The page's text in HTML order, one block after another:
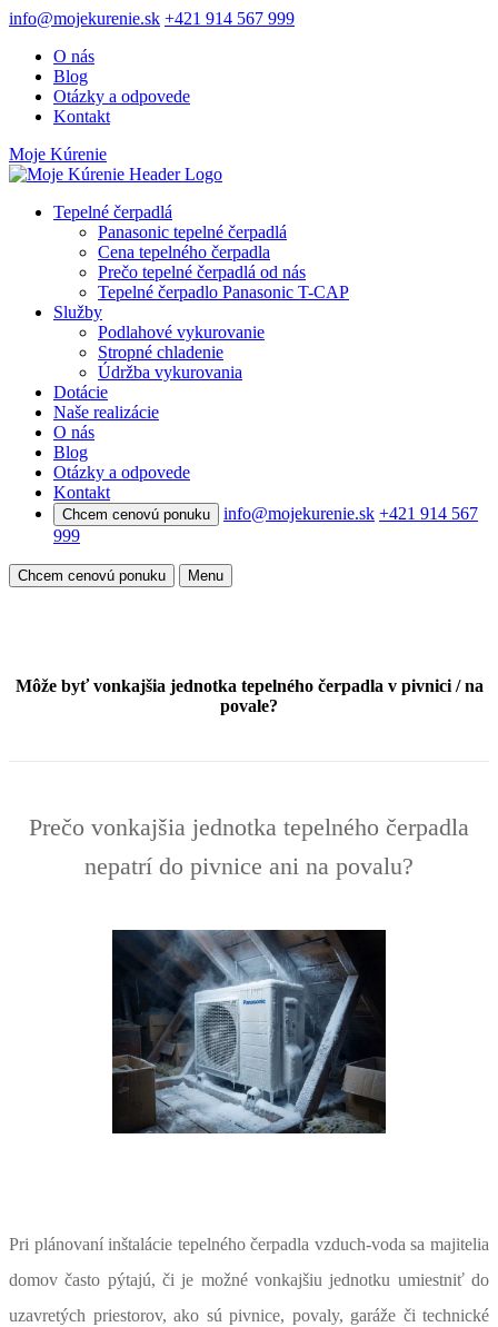
info@mojekurenie.sk +421 914 567 999
O nás
Blog
Otázky a odpovede
Kontakt
Moje Kúrenie
Tepelné čerpadlá
Panasonic tepelné čerpadlá
Cena tepelného čerpadla
Prečo tepelné čerpadlá od nás
Tepelné čerpadlo Panasonic T-CAP
Služby
Podlahové vykurovanie
Stropné chladenie
Údržba vykurovania
Dotácie
Naše realizácie
O nás
Blog
Otázky a odpovede
Kontakt
Chcem cenovú ponuku info@mojekurenie.sk +421 914 567
999
Chcem cenovú ponuku Menu
Môže byť vonkajšia jednotka tepelného čerpadla v pivnici / na
povale?
Prečo vonkajšia jednotka tepelného čerpadla
nepatrí do pivnice ani na povalu?
Pri plánovaní inštalácie tepelného čerpadla vzduch-voda sa majitelia
domov často pýtajú, či je možné vonkajšiu jednotku umiestniť do
uzavretých priestorov, ako sú pivnice, povaly, garáže či technické